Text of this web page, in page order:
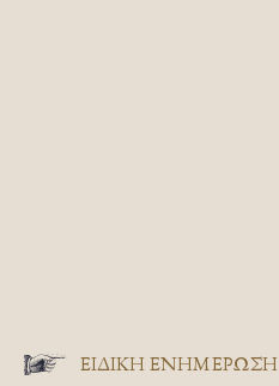
ΕΙΔΙΚΉ ΕΝΗΜΈΡΩΣΗ